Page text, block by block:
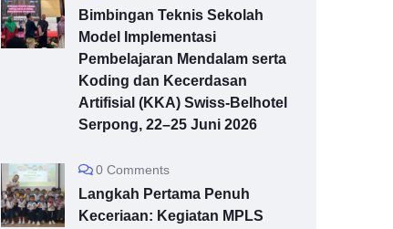
Bimbingan Teknis Sekolah
Model Implementasi
Pembelajaran Mendalam serta
Koding dan Kecerdasan
Artifisial (KKA) Swiss-Belhotel
Serpong, 22–25 Juni 2026
0 Comments
Langkah Pertama Penuh
Keceriaan: Kegiatan MPLS